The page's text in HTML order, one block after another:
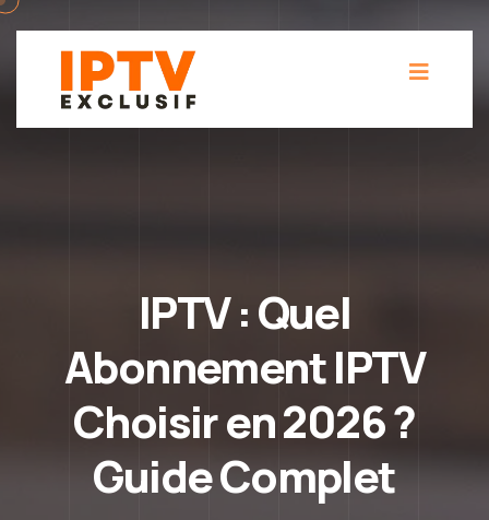
IPTV : Quel
Abonnement IPTV
Choisir en 2026 ?
Guide Complet